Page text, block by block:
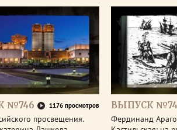
№746 1176 просмотров
просвещения.
ВЫПУСК
Фердинанд